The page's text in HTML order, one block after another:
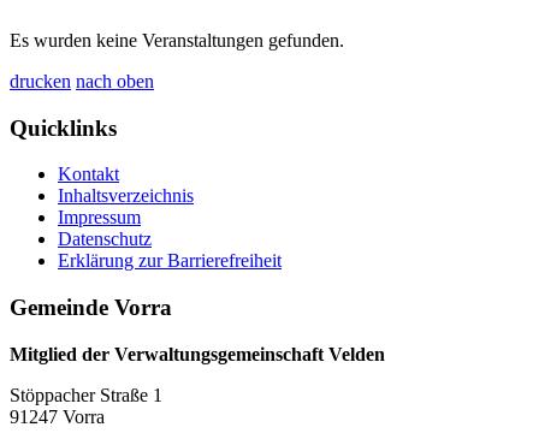
Es wurden keine Veranstaltungen gefunden.
drucken nach oben
Quicklinks
Kontakt
Inhaltsverzeichnis
Impressum
Datenschutz
Erklärung zur Barrierefreiheit
Gemeinde Vorra
Mitglied der Verwaltungsgemeinschaft Velden
Stöppacher Straße 1
91247 Vorra